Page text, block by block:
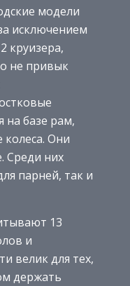
модели
исключением
круизера,
не привык
на базе рам,
колеса. Они
Среди них
парней, так и
13
и
велик для тех,
держать